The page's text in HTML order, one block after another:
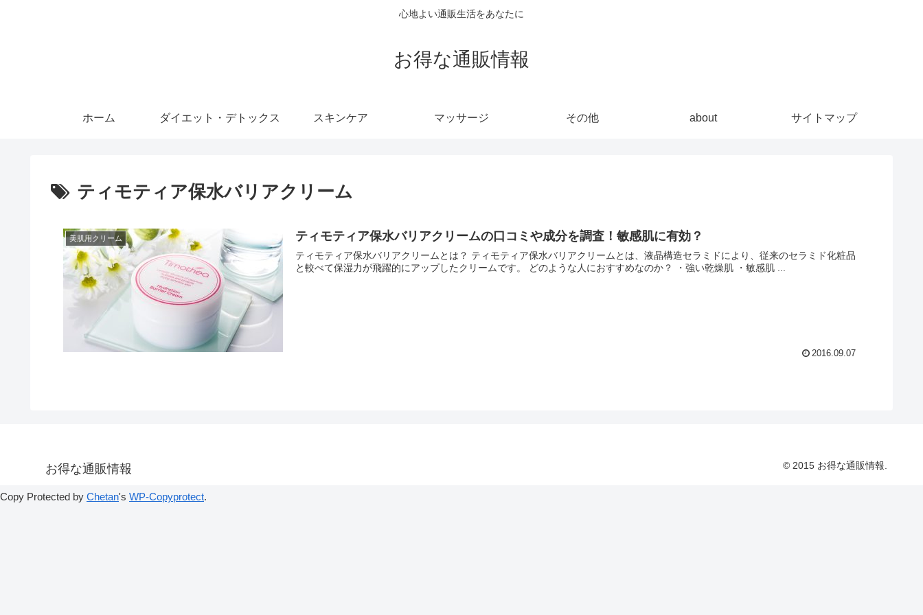
心地よい通販生活をあなたに
お得な通販情報
ホーム ダイエット・デトックス スキンケア マッサージ その他 about サイトマップ
ティモティア保水バリアクリーム
美肌用クリーム ティモティア保水バリアクリームの口コミや成分を調査！敏感肌に有効？
ティモティア保水バリアクリームとは？ ティモティア保水バリアクリームとは、液晶構造セラミドにより、従来のセラミド化粧品
2016.09.07
お得な通販情報 © 2015 お得な通販情報.
Copy Protected by Chetan's WP-Copyprotect.